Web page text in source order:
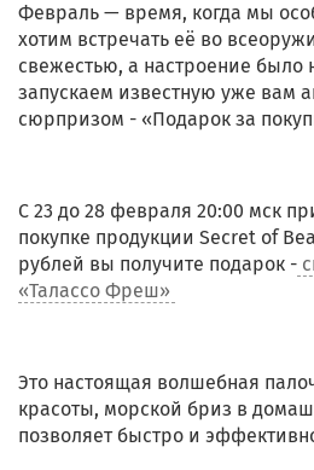
Февраль — время, когда мы
хотим встречать её во
свежестью, а настроение было
запускаем известную уже вам
сюрпризом - «Подарок за
С 23 до 28 февраля 20:00 мск
покупке продукции Secret of
рублей вы получите подарок -
«Талассо Фреш»
Это настоящая волшебная
красоты, морской бриз в
позволяет быстро и